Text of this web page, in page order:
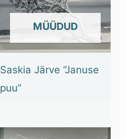
OUT OF STOCK
Saskia Järve “Januse
puu”